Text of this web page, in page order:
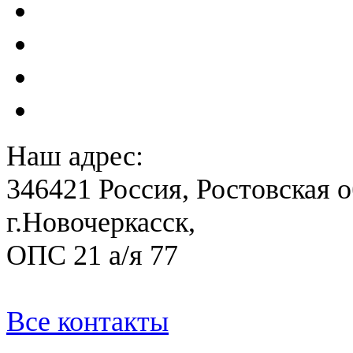
Наш адрес:
346421 Россия, Ростовская
г.Новочеркасск,
ОПС 21 а/я 77
Все контакты